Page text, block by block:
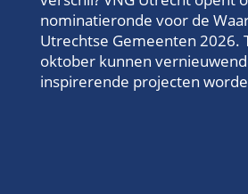
nominatieronde voor de
Utrechtse Gemeenten 2026.
oktober kunnen
inspirerende projecten